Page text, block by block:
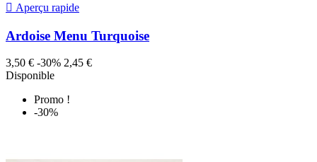
 Aperçu rapide
Ardoise Menu Turquoise
3,50 € -30% 2,45 €
Disponible
Promo !
-30%